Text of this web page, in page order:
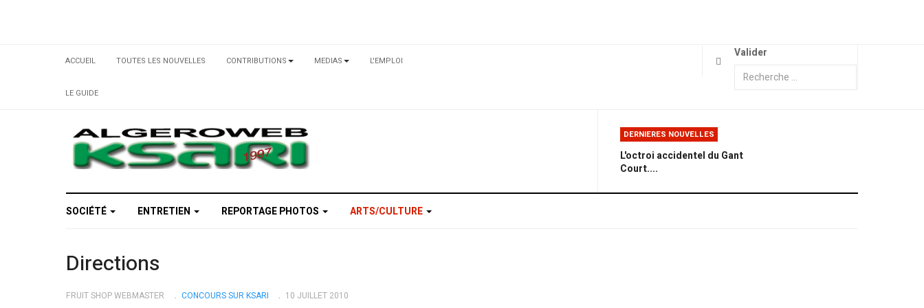
ACCUEIL TOUTES LES NOUVELLES CONTRIBUTIONS MEDIAS L'EMPLOI
LE GUIDE
Valider
DERNIERES NOUVELLES
L'octroi accidentel du Gant
Court....
SOCIÉTÉ ENTRETIEN REPORTAGE PHOTOS ARTS/CULTURE
Directions
FRUIT SHOP WEBMASTER CONCOURS SUR KSARI 10 JUILLET 2010